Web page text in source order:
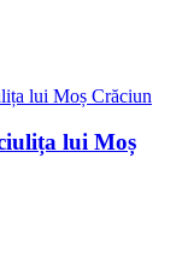
lui Moș